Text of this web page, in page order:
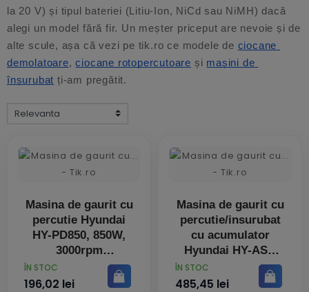
la 20 V) și tipul bateriei (Litiu-Ion, NiCd sau NiMH) dacă
alegi un model fără fir. Un meșter priceput are nevoie și de
alte scule, așa că vezi pe tik.ro ce modele de ciocane
demolatoare, ciocane rotopercutoare și mașini de
înșurubat ți-am pregătit.
Masina de gaurit cu
percutie Hyundai
HY-PD850, 850W,
3000rpm
PRET
ÎN STOC
196,02 lei
Masina de gaurit cu
percutie/insurubat
cu acumulator
Hyundai HY-ASB
180 LI, 18V, 1 acum
2.0Ah
PRET
ÎN STOC
485,45 lei